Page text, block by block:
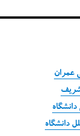
عمران
شریف
دانشگاه